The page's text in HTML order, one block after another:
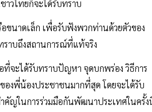
าวไทยก็จะได้รับทราบ
ขนาดเล็ก เพื่อรับฟังพวกท่านด้วยตัวของ
ราบถึงสถานการณ์ที่แท้จริง
จะได้รับทราบปัญหา จุดบกพร่อง วิธีการ
องพี่น้องประชาชนมากที่สุด โดยจะได้รับ
คัญในการร่วมมือกันพัฒนาประเทศในครั้